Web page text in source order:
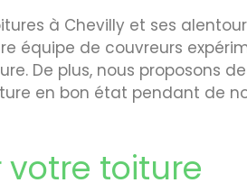
à Chevilly et ses
équipe de couvreurs
De plus, nous proposons
en bon état pendant de
votre toiture